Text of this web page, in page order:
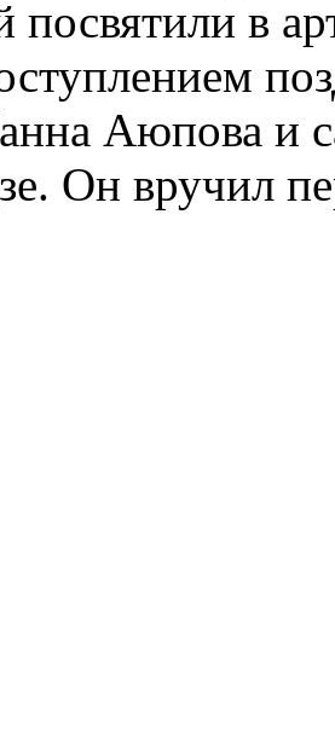
посвятили в
Аюпова и
Он вручил